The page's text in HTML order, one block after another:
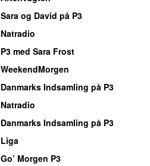
Sara og David på P3
Natradio
P3 med Sara Frost
WeekendMorgen
Danmarks Indsamling på P3
Natradio
Danmarks Indsamling på P3
Liga
Go’ Morgen P3